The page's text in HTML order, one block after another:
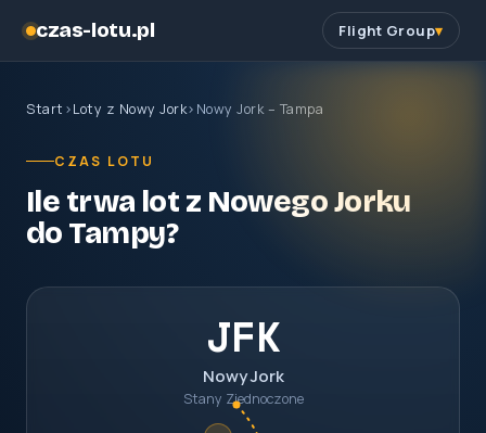
czas-lotu.pl Flight Group
Start ›Loty z Nowy Jork› Nowy Jork – Tampa
CZAS LOTU
Ile trwa lot z Nowego Jorku
do Tampy?
JFK
Nowy Jork
Stany Zjednoczone